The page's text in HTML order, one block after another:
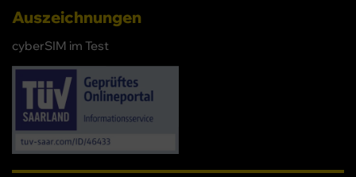
Auszeichnungen
cyberSIM im Test